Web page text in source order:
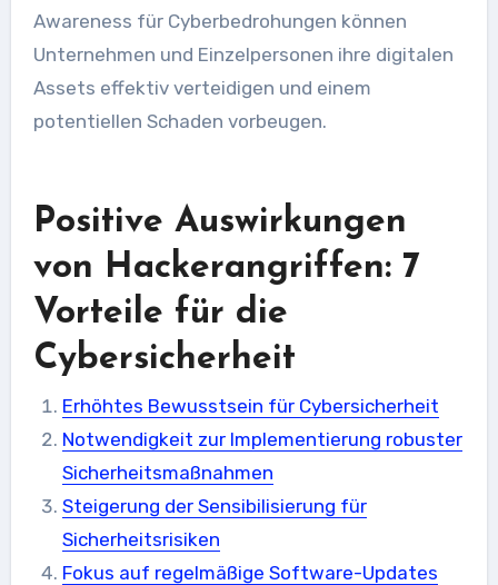
Awareness für Cyberbedrohungen können
Unternehmen und Einzelpersonen ihre digitalen
Assets effektiv verteidigen und einem
potentiellen Schaden vorbeugen.
Positive Auswirkungen
von Hackerangriffen: 7
Vorteile für die
Cybersicherheit
Erhöhtes Bewusstsein für Cybersicherheit
Notwendigkeit zur Implementierung robuster
Sicherheitsmaßnahmen
Steigerung der Sensibilisierung für
Sicherheitsrisiken
Fokus auf regelmäßige Software-Updates